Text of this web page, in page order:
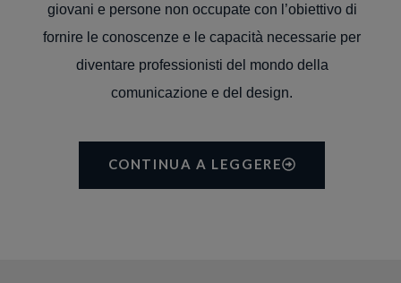
giovani e persone non occupate con l’obiettivo di
fornire le conoscenze e le capacità necessarie per
diventare professionisti del mondo della
comunicazione e del design.
CONTINUA A LEGGERE